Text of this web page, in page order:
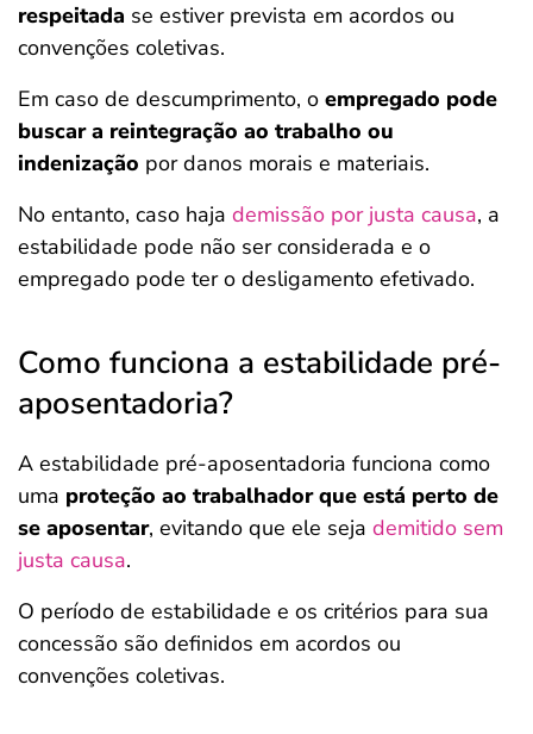
respeitada se estiver prevista em acordos ou
convenções coletivas.
Em caso de descumprimento, o empregado pode
buscar a reintegração ao trabalho ou
indenização por danos morais e materiais.
No entanto, caso haja demissão por justa causa, a
estabilidade pode não ser considerada e o
empregado pode ter o desligamento efetivado.
Como funciona a estabilidade pré-
aposentadoria?
A estabilidade pré-aposentadoria funciona como
uma proteção ao trabalhador que está perto de
se aposentar, evitando que ele seja demitido sem
justa causa.
O período de estabilidade e os critérios para sua
concessão são definidos em acordos ou
convenções coletivas.